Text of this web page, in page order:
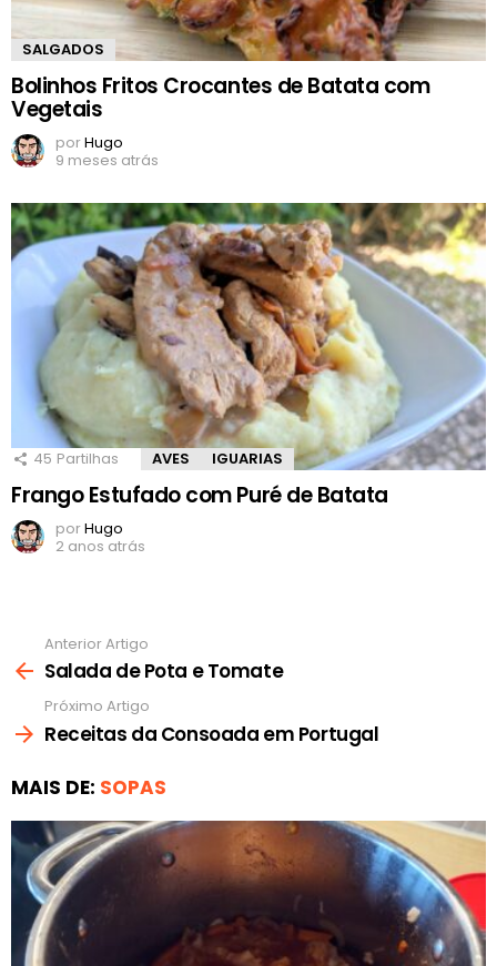
SALGADOS
Bolinhos Fritos Crocantes de Batata com
Vegetais
porHugo
9 meses atrás
45 Partilhas AVES IGUARIAS
Frango Estufado com Puré de Batata
porHugo
2 anos atrás
mais
Anterior Artigo
Salada de Pota e Tomate
Próximo Artigo
Receitas da Consoada em Portugal
MAIS DE: SOPAS